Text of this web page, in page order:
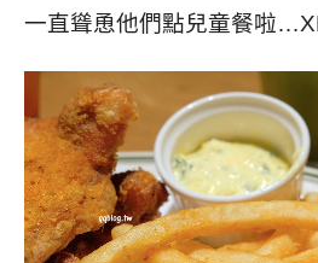
一直聳恿他們點兒童餐啦